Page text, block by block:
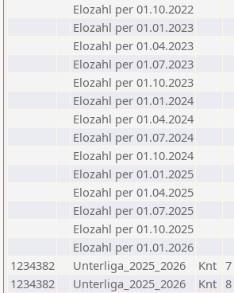
Elozahl per 01.10.2022
Elozahl per 01.01.2023
Elozahl per 01.04.2023
Elozahl per 01.07.2023
Elozahl per 01.10.2023
Elozahl per 01.01.2024
Elozahl per 01.04.2024
Elozahl per 01.07.2024
Elozahl per 01.10.2024
Elozahl per 01.01.2025
Elozahl per 01.04.2025
Elozahl per 01.07.2025
Elozahl per 01.10.2025
Elozahl per 01.01.2026
1234382
Unterliga_2025_2026 Knt 7
1234382
Unterliga_2025_2026 Knt 8